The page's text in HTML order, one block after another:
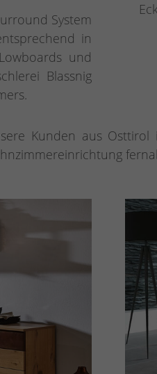
System
in
und
Blassnig
Kunden aus